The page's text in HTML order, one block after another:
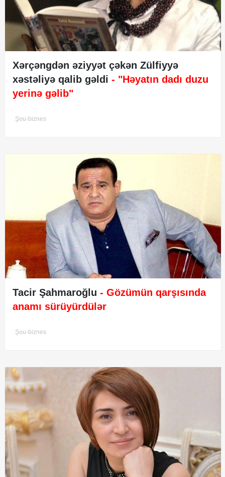
Xərçəngdən əziyyət çəkən Zülfiyyə
xəstəliyə qalib gəldi - "Həyatın dadı duzu
yerinə gəlib"
Şou-biznes
Tacir Şahmaroğlu - Gözümün qarşısında
anamı sürüyürdülər
Şou-biznes